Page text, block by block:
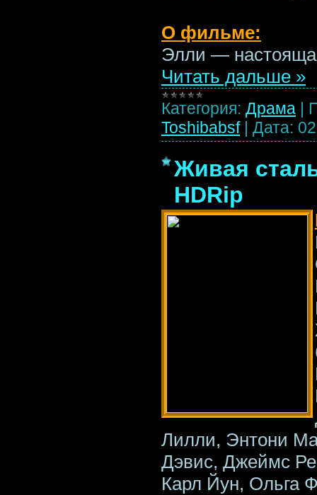
О фильме:
Элли —
Читать дальше »
Категория: Драма |
Toshibabsf | Дата:
Живая
HDRip
Лилли, Энтони
Дэвис, Джеймс
Карл Йун, Ольга